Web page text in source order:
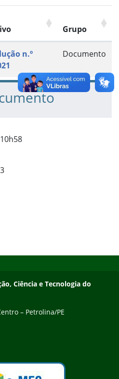
Grupo
n.º
Documento
Ciência e Tecnologia do
– Petrolina/PE